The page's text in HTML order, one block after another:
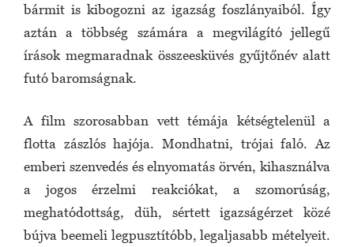
bármit is kibogozni az igazság foszlányaiból. Így
aztán a többség számára a megvilágító jellegű
írások megmaradnak összeesküvés gyűjtőnév alatt
futó baromságnak.
A film szorosabban vett témája kétségtelenül a
flotta zászlós hajója. Mondhatni, trójai faló. Az
emberi szenvedés és elnyomatás örvén, kihasználva
a jogos érzelmi reakciókat, a szomorúság,
meghatódottság, düh, sértett igazságérzet közé
bújva beemeli legpusztítóbb, legaljasabb mételyeit.